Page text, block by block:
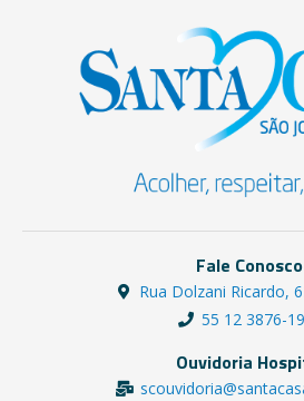
Fale Conosco
Rua Dolzani Ricardo,
55 12 3876-
Ouvidoria